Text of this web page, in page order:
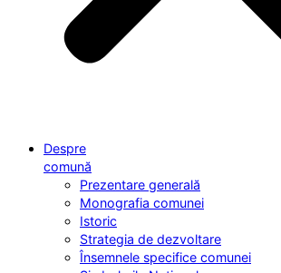
Despre
comună
Prezentare generală
Monografia comunei
Istoric
Strategia de dezvoltare
Însemnele specifice comunei